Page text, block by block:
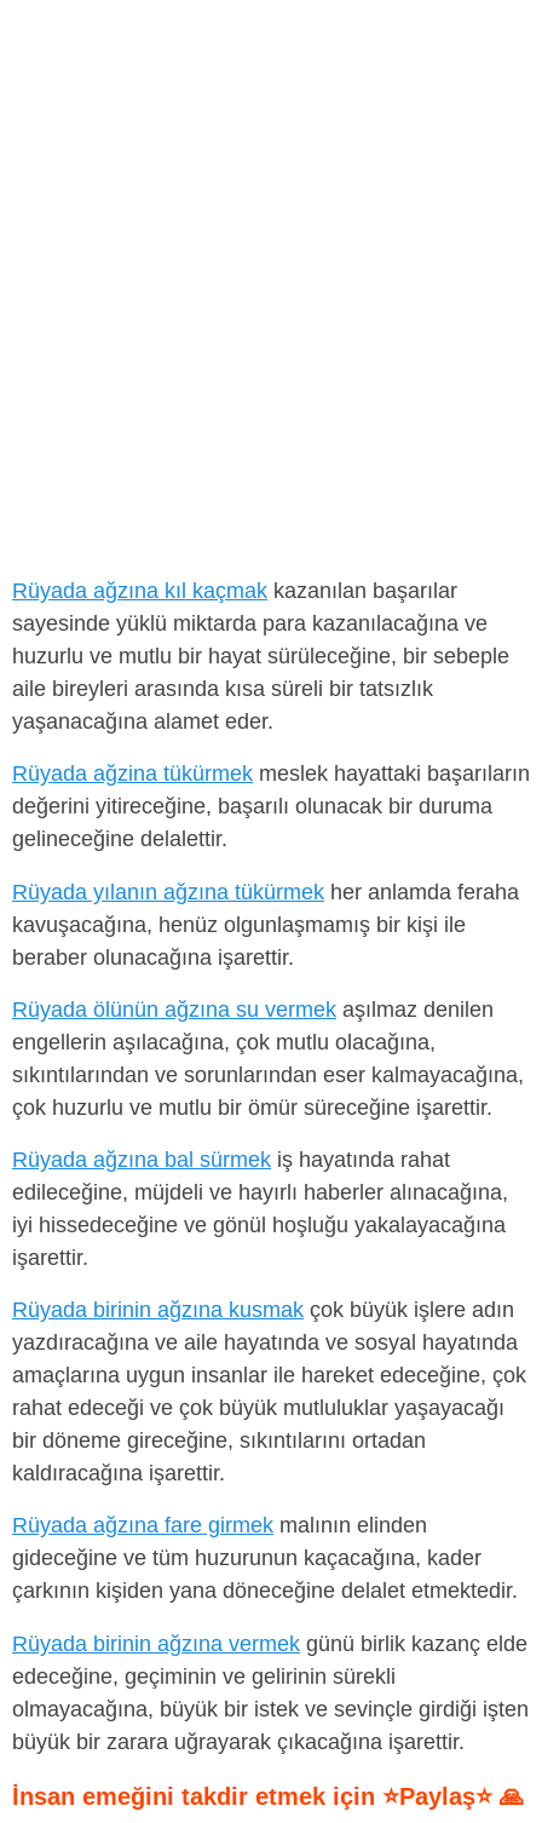
Rüyada ağzına kıl kaçmak kazanılan başarılar
sayesinde yüklü miktarda para kazanılacağına ve
huzurlu ve mutlu bir hayat sürüleceğine, bir sebeple
aile bireyleri arasında kısa süreli bir tatsızlık
yaşanacağına alamet eder.
Rüyada ağzina tükürmek meslek hayattaki başarıların
değerini yitireceğine, başarılı olunacak bir duruma
gelineceğine delalettir.
Rüyada yılanın ağzına tükürmek her anlamda feraha
kavuşacağına, henüz olgunlaşmamış bir kişi ile
beraber olunacağına işarettir.
Rüyada ölünün ağzına su vermek aşılmaz denilen
engellerin aşılacağına, çok mutlu olacağına,
sıkıntılarından ve sorunlarından eser kalmayacağına,
çok huzurlu ve mutlu bir ömür süreceğine işarettir.
Rüyada ağzına bal sürmek iş hayatında rahat
edileceğine, müjdeli ve hayırlı haberler alınacağına,
iyi hissedeceğine ve gönül hoşluğu yakalayacağına
işarettir.
Rüyada birinin ağzına kusmak çok büyük işlere adın
yazdıracağına ve aile hayatında ve sosyal hayatında
amaçlarına uygun insanlar ile hareket edeceğine, çok
rahat edeceği ve çok büyük mutluluklar yaşayacağı
bir döneme gireceğine, sıkıntılarını ortadan
kaldıracağına işarettir.
Rüyada ağzına fare girmek malının elinden
gideceğine ve tüm huzurunun kaçacağına, kader
çarkının kişiden yana döneceğine delalet etmektedir.
Rüyada birinin ağzına vermek günü birlik kazanç elde
edeceğine, geçiminin ve gelirinin sürekli
olmayacağına, büyük bir istek ve sevinçle girdiği işten
büyük bir zarara uğrayarak çıkacağına işarettir.
İnsan emeğini takdir etmek için ⭐Paylaş⭐ 🙏